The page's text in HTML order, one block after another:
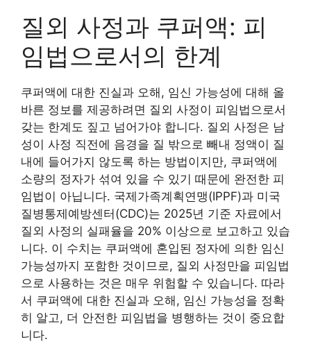
질외 사정과 쿠퍼액: 피
임법으로서의 한계
쿠퍼액에 대한 진실과 오해, 임신 가능성에 대해 올
바른 정보를 제공하려면 질외 사정이 피임법으로서
갖는 한계도 짚고 넘어가야 합니다. 질외 사정은 남
성이 사정 직전에 음경을 질 밖으로 빼내 정액이 질
내에 들어가지 않도록 하는 방법이지만, 쿠퍼액에
소량의 정자가 섞여 있을 수 있기 때문에 완전한 피
임법이 아닙니다. 국제가족계획연맹(IPPF)과 미국
질병통제예방센터(CDC)는 2025년 기준 자료에서
질외 사정의 실패율을 20% 이상으로 보고하고 있습
니다. 이 수치는 쿠퍼액에 혼입된 정자에 의한 임신
가능성까지 포함한 것이므로, 질외 사정만을 피임법
으로 사용하는 것은 매우 위험할 수 있습니다. 따라
서 쿠퍼액에 대한 진실과 오해, 임신 가능성을 정확
히 알고, 더 안전한 피임법을 병행하는 것이 중요합
니다.